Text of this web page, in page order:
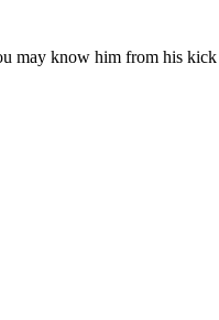
may know him from his